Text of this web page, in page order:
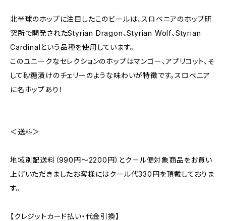
北半球のホップに注目したこのビールは、スロベニアのホップ研
究所で開発されたStyrian Dragon、Styrian Wolf、Styrian
Cardinalという品種を使用しています。
このユニークなセレクションのホップはマンゴー、アプリコット、そ
して砂糖漬けのチェリーのような味わいが特徴です。スロベニア
に名ホップあり！
＜送料＞
地域別配送料（990円～2200円）とクール便対象商品をお買い
上げいただきましたお客様にはクール代330円を頂戴しておりま
す。
【クレジットカード払い・代金引換】